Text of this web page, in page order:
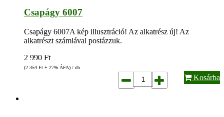
Csapágy 6007
Csapágy 6007A kép illusztráció! Az alkatrész új! Az
alkatrészt számlával postázzuk.
2 990 Ft
(2 354 Ft + 27% ÁFA) / db
Kosárba